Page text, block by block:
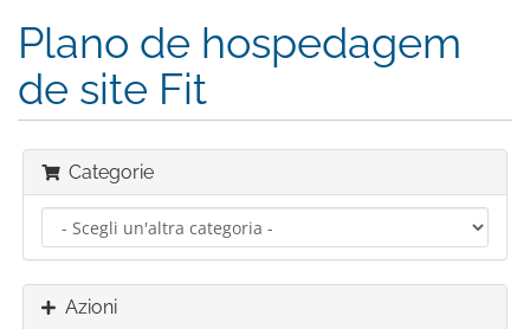
Plano de hospedagem
de site Fit
Categorie
Azioni